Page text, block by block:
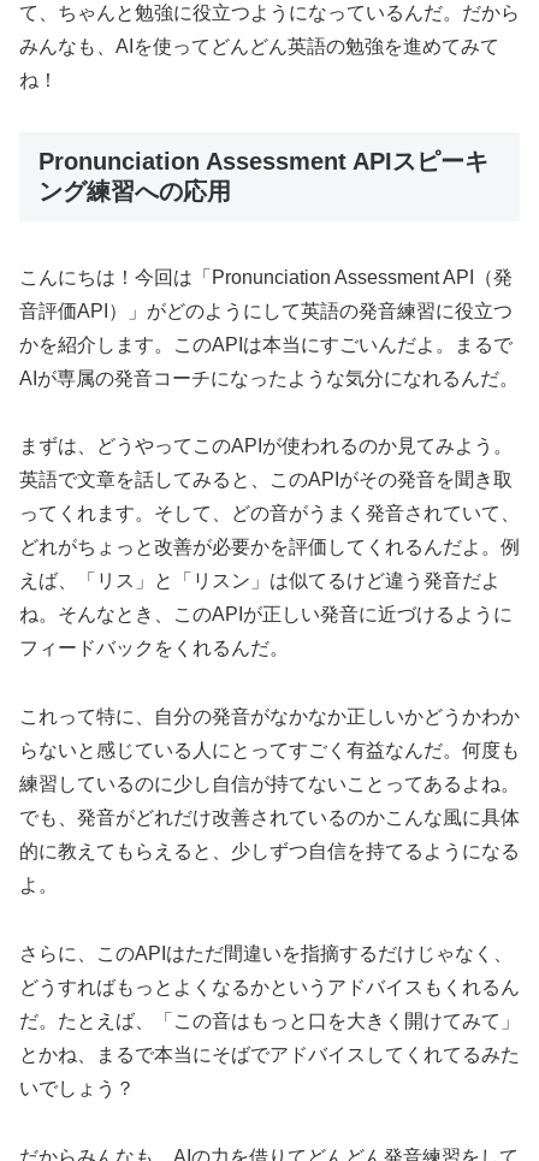
て、ちゃんと勉強に役立つようになっているんだ。だから
みんなも、AIを使ってどんどん英語の勉強を進めてみて
ね！
Pronunciation Assessment APIスピーキ
ング練習への応用
こんにちは！今回は「Pronunciation Assessment API（発
音評価API）」がどのようにして英語の発音練習に役立つ
かを紹介します。このAPIは本当にすごいんだよ。まるで
AIが専属の発音コーチになったような気分になれるんだ。
まずは、どうやってこのAPIが使われるのか見てみよう。
英語で文章を話してみると、このAPIがその発音を聞き取
ってくれます。そして、どの音がうまく発音されていて、
どれがちょっと改善が必要かを評価してくれるんだよ。例
えば、「リス」と「リスン」は似てるけど違う発音だよ
ね。そんなとき、このAPIが正しい発音に近づけるように
フィードバックをくれるんだ。
これって特に、自分の発音がなかなか正しいかどうかわか
らないと感じている人にとってすごく有益なんだ。何度も
練習しているのに少し自信が持てないことってあるよね。
でも、発音がどれだけ改善されているのかこんな風に具体
的に教えてもらえると、少しずつ自信を持てるようになる
よ。
さらに、このAPIはただ間違いを指摘するだけじゃなく、
どうすればもっとよくなるかというアドバイスもくれるん
だ。たとえば、「この音はもっと口を大きく開けてみて」
とかね、まるで本当にそばでアドバイスしてくれてるみた
いでしょう？
だからみんなも、AIの力を借りてどんどん発音練習をして